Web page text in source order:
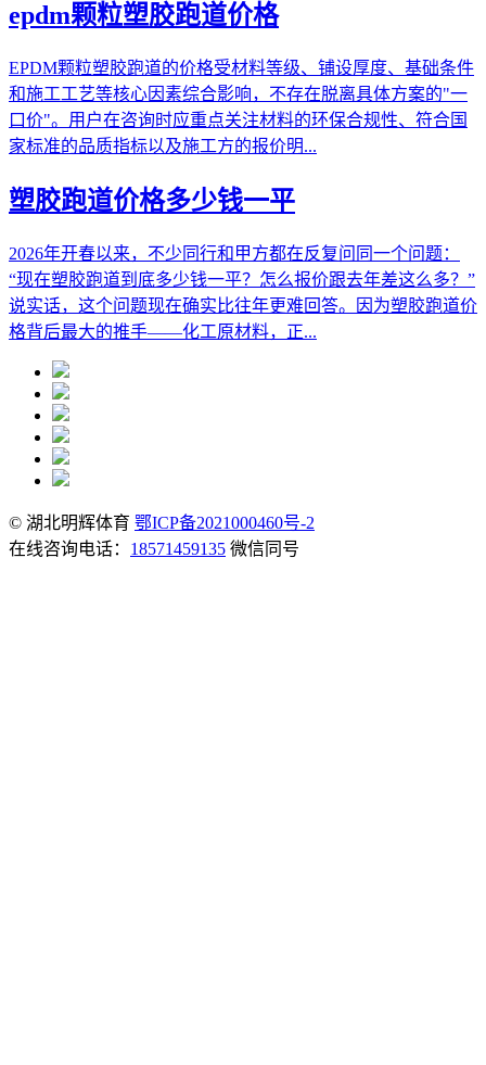
epdm颗粒塑胶跑道价格
EPDM颗粒塑胶跑道的价格受材料等级、铺设厚度、基础条件
和施工工艺等核心因素综合影响，不存在脱离具体方案的"一
口价"。用户在咨询时应重点关注材料的环保合规性、符合国
家标准的品质指标以及施工方的报价明...
塑胶跑道价格多少钱一平
2026年开春以来，不少同行和甲方都在反复问同一个问题：
“现在塑胶跑道到底多少钱一平？怎么报价跟去年差这么多？”
说实话，这个问题现在确实比往年更难回答。因为塑胶跑道价
格背后最大的推手——化工原材料，正...
© 湖北明辉体育 鄂ICP备2021000460号-2
在线咨询电话： 18571459135 微信同号